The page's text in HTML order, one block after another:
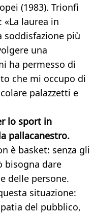
(1983). Trionfi
«La laurea in
soddisfazione più
una
ha permesso di
che mi occupo di
palazzetti e
lo sport in
pallacanestro.
è basket: senza gli
bisogna dare
delle persone.
situazione:
del pubblico,